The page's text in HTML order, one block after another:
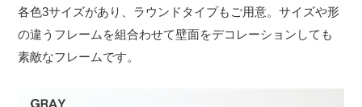
各色3サイズがあり、ラウンドタイプもご用意。サイズや形
の違うフレームを組合わせて壁面をデコレーションしても
素敵なフレームです。